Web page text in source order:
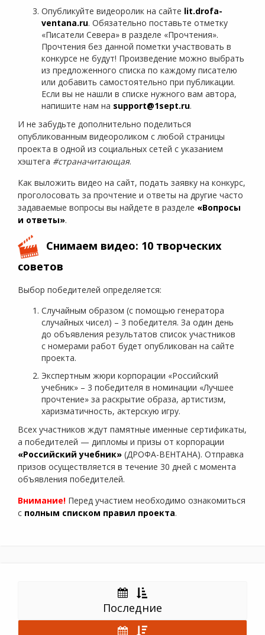
Опубликуйте видеоролик на сайте lit.drofa-
ventana.ru. Обязательно поставьте отметку
«Писатели Севера» в разделе «Прочтения».
Прочтения без данной пометки участвовать в
конкурсе не будут! Произведение можно выбрать
из предложенного списка по каждому писателю
или добавить самостоятельно при публикации.
Если вы не нашли в списке нужного вам автора,
напишите нам на support@1sept.ru.
И не забудьте дополнительно поделиться
опубликованным видеороликом с любой страницы
проекта в одной из социальных сетей с указанием
хэштега #страначитающая.
Как выложить видео на сайт, подать заявку на конкурс,
проголосовать за прочтение и ответы на другие часто
задаваемые вопросы вы найдете в разделе «Вопросы
и ответы».
Снимаем видео: 10 творческих
советов
Выбор победителей определяется:
Случайным образом (с помощью генератора
случайных чисел) – 3 победителя. За один день
до объявления результатов список участников
с номерами работ будет опубликован на сайте
проекта.
Экспертным жюри корпорации «Российский
учебник» – 3 победителя в номинации «Лучшее
прочтение» за раскрытие образа, артистизм,
харизматичность, актерскую игру.
Всех участников ждут памятные именные сертификаты,
а победителей — дипломы и призы от корпорации
«Российский учебник» (ДРОФА-ВЕНТАНА). Отправка
призов осуществляется в течение 30 дней с момента
объявления победителей.
Внимание! Перед участием необходимо ознакомиться
с полным списком правил проекта.
Последние